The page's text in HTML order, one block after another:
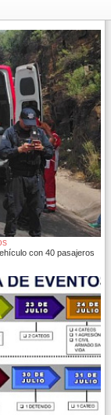
con 40 pasajeros